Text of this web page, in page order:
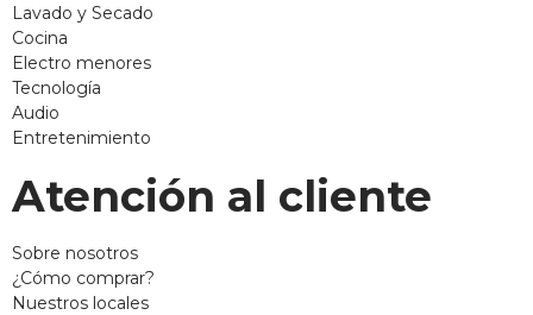
Lavado y Secado
Cocina
Electro menores
Tecnología
Audio
Entretenimiento
Atención al cliente
Sobre nosotros
¿Cómo comprar?
Nuestros locales